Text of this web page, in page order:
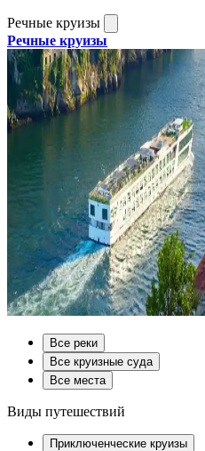
Речные круизы
Речные круизы
Все реки
Все круизные суда
Все места
Виды путешествий
Приключенческие круизы